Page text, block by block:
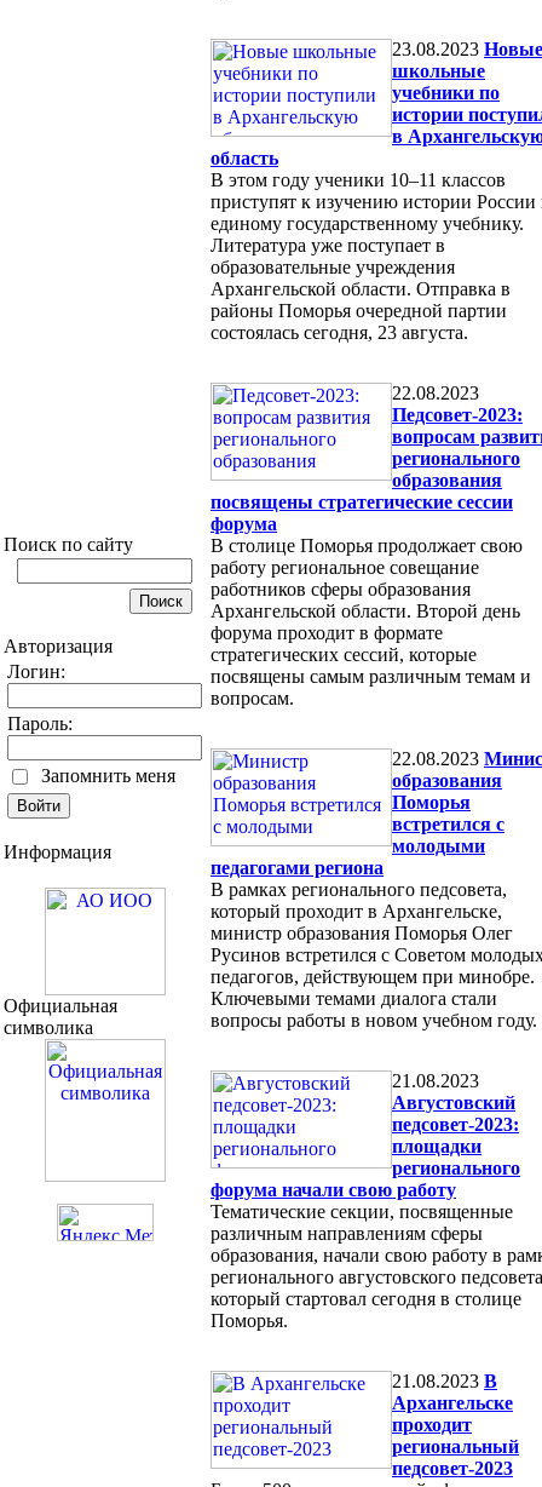
Поиск по сайту
Авторизация
Логин:
Пароль:
Запомнить меня
Информация
Официальная
символика
23.08.2023 Новые
школьные
учебники по
истории
в
область
В этом году ученики 10–11 классов
приступят к изучению истории России
единому государственному учебнику.
Литература уже поступает в
образовательные учреждения
Архангельской области. Отправка в
районы Поморья очередной партии
состоялась сегодня, 23 августа.
22.08.2023
Педсовет-2023:
вопросам
регионального
образования
посвящены стратегические сессии
форума
В столице Поморья продолжает свою
работу региональное совещание
работников сферы образования
Архангельской области. Второй день
форума проходит в формате
стратегических сессий, которые
посвящены самым различным темам и
вопросам.
22.08.2023
образования
Поморья
встретился с
молодыми
педагогами региона
В рамках регионального педсовета,
который проходит в Архангельске,
министр образования Поморья Олег
Русинов встретился с Советом
педагогов, действующем при минобре.
Ключевыми темами диалога стали
вопросы работы в новом учебном году.
21.08.2023
Августовский
педсовет-2023:
площадки
регионального
форума начали свою работу
Тематические секции, посвященные
различным направлениям сферы
образования, начали свою работу в
регионального августовского
который стартовал сегодня в столице
Поморья.
21.08.2023 В
Архангельске
проходит
региональный
педсовет-2023